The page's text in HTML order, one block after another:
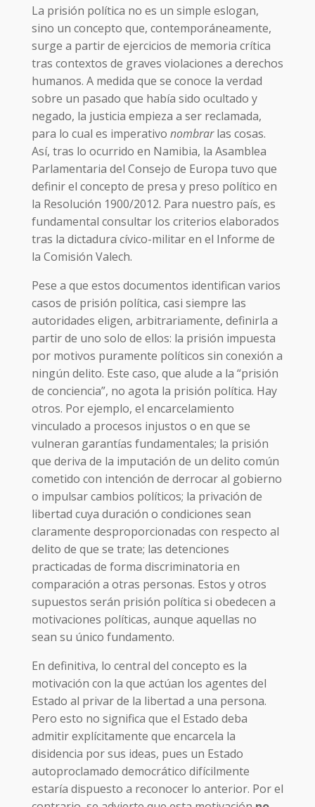
La prisión política no es un simple eslogan,
sino un concepto que, contemporáneamente,
surge a partir de ejercicios de memoria crítica
tras contextos de graves violaciones a derechos
humanos. A medida que se conoce la verdad
sobre un pasado que había sido ocultado y
negado, la justicia empieza a ser reclamada,
para lo cual es imperativo nombrarlas cosas.
Así, tras lo ocurrido en Namibia, la Asamblea
Parlamentaria del Consejo de Europa tuvo que
definir el concepto de presa y preso político en
la Resolución 1900/2012. Para nuestro país, es
fundamental consultar los criterios elaborados
tras la dictadura cívico-militar en el Informe de
la Comisión Valech.
Pese a que estos documentos identifican varios
casos de prisión política, casi siempre las
autoridades eligen, arbitrariamente, definirla a
partir de uno solo de ellos: la prisión impuesta
por motivos puramente políticos sin conexión a
ningún delito. Este caso, que alude a la “prisión
de conciencia”, no agota la prisión política. Hay
otros. Por ejemplo, el encarcelamiento
vinculado a procesos injustos o en que se
vulneran garantías fundamentales; la prisión
que deriva de la imputación de un delito común
cometido con intención de derrocar al gobierno
o impulsar cambios políticos; la privación de
libertad cuya duración o condiciones sean
claramente desproporcionadas con respecto al
delito de que se trate; las detenciones
practicadas de forma discriminatoria en
comparación a otras personas. Estos y otros
supuestos serán prisión política si obedecen a
motivaciones políticas, aunque aquellas no
sean su único fundamento.
En definitiva, lo central del concepto es la
motivación con la que actúan los agentes del
Estado al privar de la libertad a una persona.
Pero esto no significa que el Estado deba
admitir explícitamente que encarcela la
disidencia por sus ideas, pues un Estado
autoproclamado democrático difícilmente
estaría dispuesto a reconocer lo anterior. Por el